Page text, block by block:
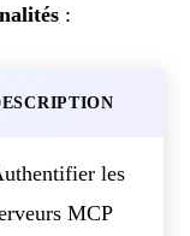
:
les
MCP